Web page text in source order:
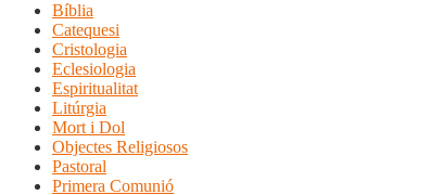
Bíblia
Catequesi
Cristologia
Eclesiologia
Espiritualitat
Litúrgia
Mort i Dol
Objectes Religiosos
Pastoral
Primera Comunió